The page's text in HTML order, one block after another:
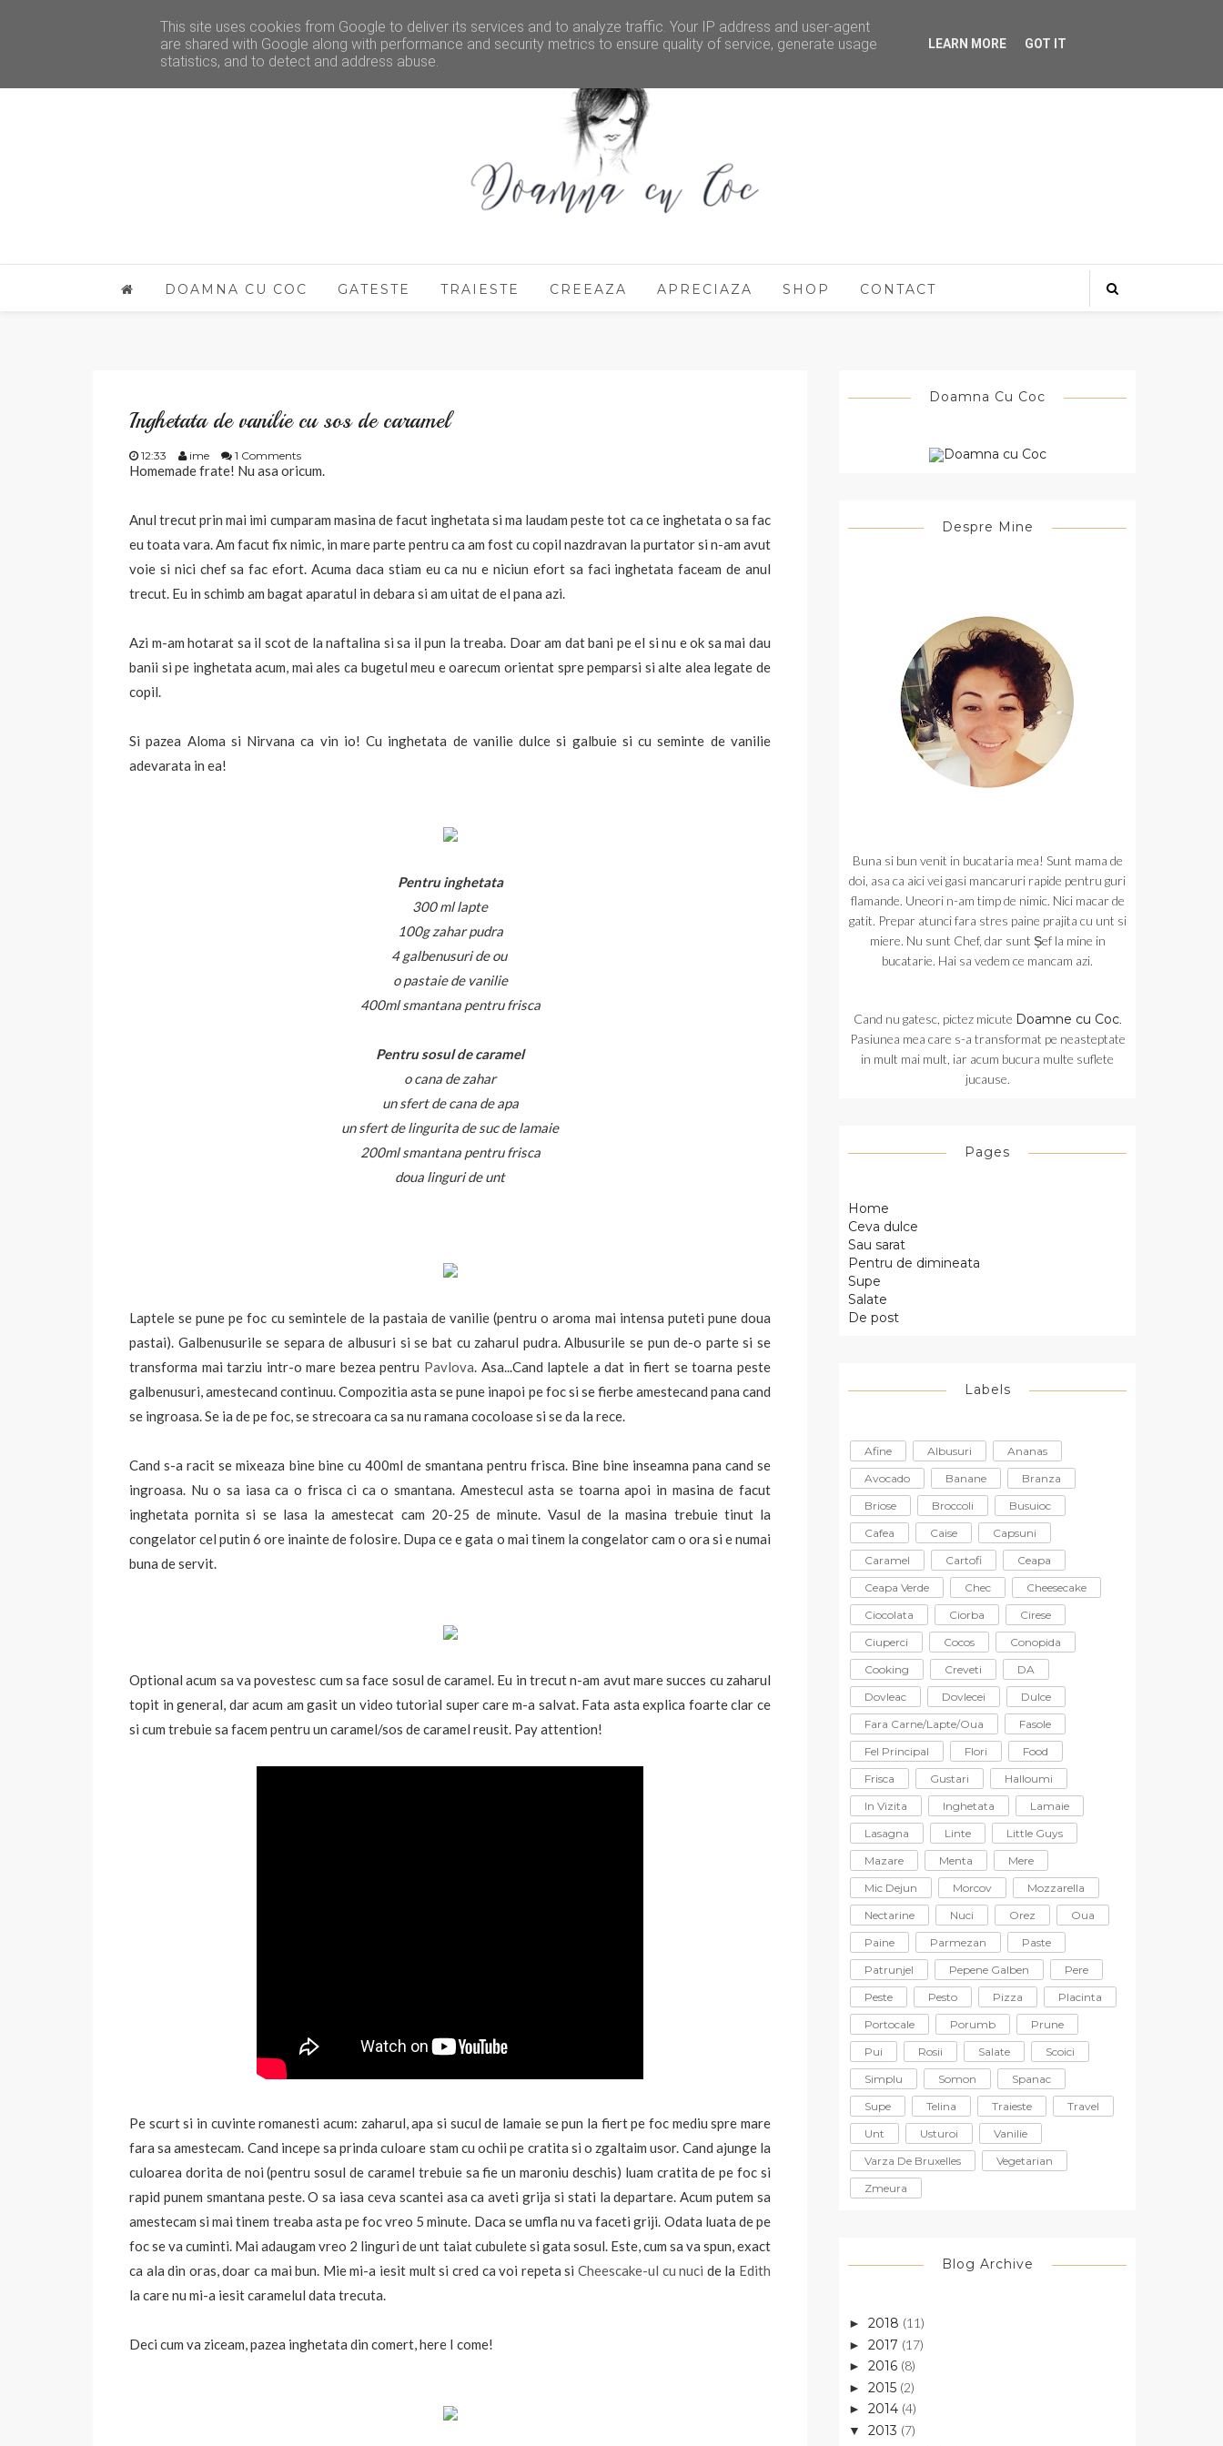
DOAMNA CU COC GATESTE TRAIESTE CREEAZA APRECIAZA SHOP CONTACT
Inghetata de vanilie cu sos de caramel
12:33 ime 1 Comments
Homemade frate! Nu asa oricum.
Anul trecut prin mai imi cumparam masina de facut inghetata si ma laudam peste tot ca ce inghetata o sa fac
eu toata vara. Am facut fix nimic, in mare parte pentru ca am fost cu copil nazdravan la purtator si n-am avut
voie si nici chef sa fac efort. Acuma daca stiam eu ca nu e niciun efort sa faci inghetata faceam de anul
trecut. Eu in schimb am bagat aparatul in debara si am uitat de el pana azi.
Azi m-am hotarat sa il scot de la naftalina si sa il pun la treaba. Doar am dat bani pe el si nu e ok sa mai dau
banii si pe inghetata acum, mai ales ca bugetul meu e oarecum orientat spre pemparsi si alte alea legate de
copil.
Si pazea Aloma si Nirvana ca vin io! Cu inghetata de vanilie dulce si galbuie si cu seminte de vanilie
adevarata in ea!
Pentru inghetata
300 ml lapte
100g zahar pudra
4 galbenusuri de ou
o pastaie de vanilie
400ml smantana pentru frisca
Pentru sosul de caramel
o cana de zahar
un sfert de cana de apa
un sfert de lingurita de suc de lamaie
200ml smantana pentru frisca
doua linguri de unt
Laptele se pune pe foc cu semintele de la pastaia de vanilie (pentru o aroma mai intensa puteti pune doua
pastai). Galbenusurile se separa de albusuri si se bat cu zaharul pudra. Albusurile se pun de-o parte si se
transforma mai tarziu intr-o mare bezea pentru Pavlova. Asa...Cand laptele a dat in fiert se toarna peste
galbenusuri, amestecand continuu. Compozitia asta se pune inapoi pe foc si se fierbe amestecand pana cand
se ingroasa. Se ia de pe foc, se strecoara ca sa nu ramana cocoloase si se da la rece.
Cand s-a racit se mixeaza bine bine cu 400ml de smantana pentru frisca. Bine bine inseamna pana cand se
ingroasa. Nu o sa iasa ca o frisca ci ca o smantana. Amestecul asta se toarna apoi in masina de facut
inghetata pornita si se lasa la amestecat cam 20-25 de minute. Vasul de la masina trebuie tinut la
congelator cel putin 6 ore inainte de folosire. Dupa ce e gata o mai tinem la congelator cam o ora si e numai
buna de servit.
Optional acum sa va povestesc cum sa face sosul de caramel. Eu in trecut n-am avut mare succes cu zaharul
topit in general, dar acum am gasit un video tutorial super care m-a salvat. Fata asta explica foarte clar ce
si cum trebuie sa facem pentru un caramel/sos de caramel reusit. Pay attention!
Pe scurt si in cuvinte romanesti acum: zaharul, apa si sucul de lamaie se pun la fiert pe foc mediu spre mare
fara sa amestecam. Cand incepe sa prinda culoare stam cu ochii pe cratita si o zgaltaim usor. Cand ajunge la
culoarea dorita de noi (pentru sosul de caramel trebuie sa fie un maroniu deschis) luam cratita de pe foc si
rapid punem smantana peste. O sa iasa ceva scantei asa ca aveti grija si stati la departare. Acum putem sa
amestecam si mai tinem treaba asta pe foc vreo 5 minute. Daca se umfla nu va faceti griji. Odata luata de pe
foc se va cuminti. Mai adaugam vreo 2 linguri de unt taiat cubulete si gata sosul. Este, cum sa va spun, exact
ca ala din oras, doar ca mai bun. Mie mi-a iesit mult si cred ca voi repeta si Cheescake-ul cu nuci de la Edith
la care nu mi-a iesit caramelul data trecuta.
Deci cum va ziceam, pazea inghetata din comert, here I come!
Doamna Cu Coc
Despre Mine
Buna si bun venit in bucataria mea! Sunt mama de
doi, asa ca aici vei gasi mancaruri rapide pentru guri
flamande. Uneori n-am timp de nimic. Nici macar de
gatit. Prepar atunci fara stres paine prajita cu unt si
miere. Nu sunt Chef, dar sunt Șef la mine in
bucatarie. Hai sa vedem ce mancam azi.
Cand nu gatesc, pictez micute Doamne cu Coc.
Pasiunea mea care s-a transformat pe neasteptate
in mult mai mult, iar acum bucura multe suflete
jucause.
Pages
Home
Ceva dulce
Sau sarat
Pentru de dimineata
Supe
Salate
De post
Labels
Afine Albusuri
Ananas
Avocado
Banane
Branza
Briose
Broccoli
Busuioc
Cafea
Caise
Capsuni
Caramel
Cartofi
Ceapa
Ceapa Verde
Chec
Cheesecake
Ciocolata
Ciorba
Cirese
Ciuperci
Cocos
Conopida
Cooking
Creveti
DA
Dovleac
Dovlecei
Dulce
Fara Carne/lapte/oua
Fasole
Fel Principal
Flori
Food
Frisca
Gustari
Halloumi
In Vizita
Inghetata
Lamaie
Lasagna
Linte
Little Guys
Mazare
Menta
Mere
Mic Dejun
Morcov
Mozzarella
Nectarine
Nuci Orez
Oua
Paine
Parmezan
Paste
Patrunjel
Pepene Galben
Pere
Peste
Pesto Pizza
Placinta
Portocale
Porumb
Prune
Pui
Rosii Salate
Scoici
Simplu
Somon
Spanac
Supe
Telina Traieste
Travel
Unt
Usturoi
Vanilie
Varza De Bruxelles
Vegetarian
Zmeura
Blog Archive
► 2018 (11)
► 2017 (17)
► 2016 (8)
► 2015 (2)
► 2014 (4)
▼ 2013 (7)
This site uses cookies from Google to deliver its services and to analyze traffic. Your IP address and user-agent
are shared with Google along with performance and security metrics to ensure quality of service, generate usage
statistics, and to detect and address abuse.
LEARN MORE GOT IT